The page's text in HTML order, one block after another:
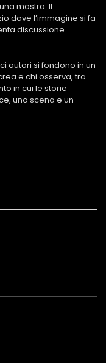
mostra. Il
dove l’immagine si fa
discussione
autori si fondono in un
e chi osserva, tra
in cui le storie
una scena e un